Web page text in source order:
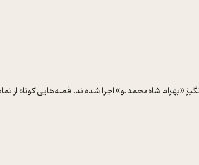
شاه‌محمدلو» اجرا شده‌اند. قصه‌هایی کوتاه از